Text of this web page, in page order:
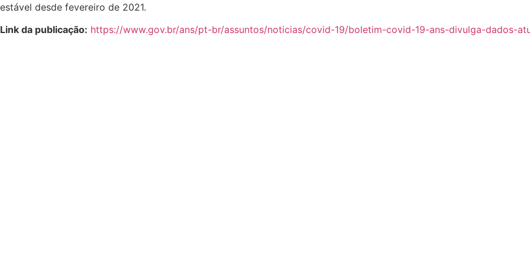
estável desde fevereiro de 2021.
Link da publicação: https://www.gov.br/ans/pt-br/assuntos/noticias/covid-19/boletim-covid-19-ans-divulga-dados-